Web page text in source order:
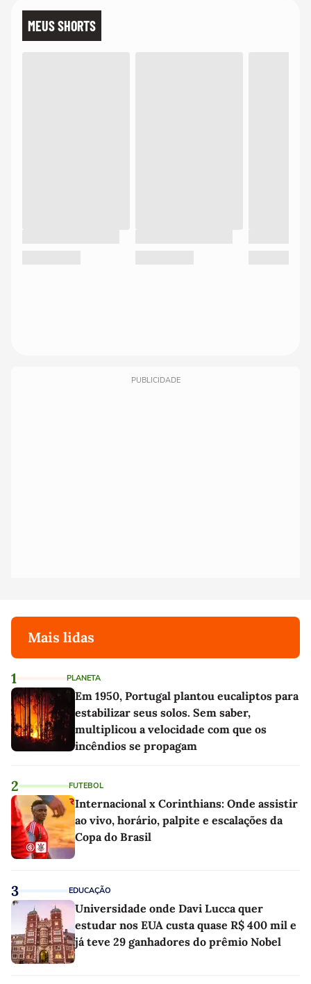
MEUS SHORTS
PUBLICIDADE
Mais lidas
1 PLANETA
Em 1950, Portugal plantou eucaliptos para
estabilizar seus solos. Sem saber,
multiplicou a velocidade com que os
incêndios se propagam
2 FUTEBOL
Internacional x Corinthians: Onde assistir
ao vivo, horário, palpite e escalações da
Copa do Brasil
3 EDUCAÇÃO
Universidade onde Davi Lucca quer
estudar nos EUA custa quase R$ 400 mil e
já teve 29 ganhadores do prêmio Nobel